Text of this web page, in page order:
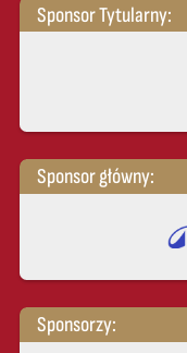
Sponsor Tytularny:
Sponsor główny:
Sponsorzy: